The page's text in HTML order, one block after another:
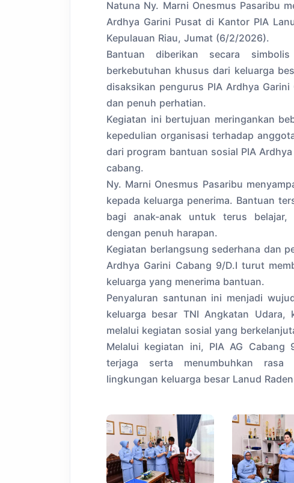
Natuna Ny. Marni Onesmus Pasaribu
Ardhya Garini Pusat di Kantor PIA
Kepulauan Riau, Jumat (6/2/2026).
Bantuan diberikan secara
berkebutuhan khusus dari keluarga
disaksikan pengurus PIA Ardhya
dan penuh perhatian.
Kegiatan ini bertujuan meringankan
kepedulian organisasi terhadap
dari program bantuan sosial PIA
cabang.
Ny. Marni Onesmus Pasaribu
kepada keluarga penerima. Bantuan
bagi anak-anak untuk terus
dengan penuh harapan.
Kegiatan berlangsung sederhana dan
Ardhya Garini Cabang 9/D.I turut
keluarga yang menerima bantuan.
Penyaluran santunan ini menjadi
keluarga besar TNI Angkatan Udara,
melalui kegiatan sosial yang
Melalui kegiatan ini, PIA AG Cabang
terjaga serta menumbuhkan rasa
lingkungan keluarga besar Lanud